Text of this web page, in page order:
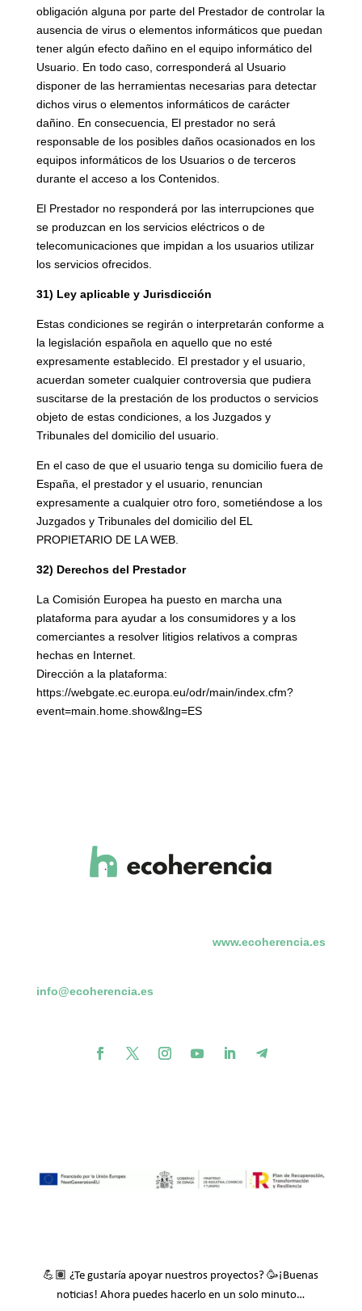
obligación alguna por parte del Prestador de controlar la
ausencia de virus o elementos informáticos que puedan
tener algún efecto dañino en el equipo informático del
Usuario. En todo caso, corresponderá al Usuario
disponer de las herramientas necesarias para detectar
dichos virus o elementos informáticos de carácter
dañino. En consecuencia, El prestador no será
responsable de los posibles daños ocasionados en los
equipos informáticos de los Usuarios o de terceros
durante el acceso a los Contenidos.
El Prestador no responderá por las interrupciones que
se produzcan en los servicios eléctricos o de
telecomunicaciones que impidan a los usuarios utilizar
los servicios ofrecidos.
31) Ley aplicable y Jurisdicción
Estas condiciones se regirán o interpretarán conforme a
la legislación española en aquello que no esté
expresamente establecido. El prestador y el usuario,
acuerdan someter cualquier controversia que pudiera
suscitarse de la prestación de los productos o servicios
objeto de estas condiciones, a los Juzgados y
Tribunales del domicilio del usuario.
En el caso de que el usuario tenga su domicilio fuera de
España, el prestador y el usuario, renuncian
expresamente a cualquier otro foro, sometiéndose a los
Juzgados y Tribunales del domicilio del EL
PROPIETARIO DE LA WEB.
32) Derechos del Prestador
La Comisión Europea ha puesto en marcha una
plataforma para ayudar a los consumidores y a los
comerciantes a resolver litigios relativos a compras
hechas en Internet.
Dirección a la plataforma:
https://webgate.ec.europa.eu/odr/main/index.cfm?
event=main.home.show&lng=ES
www.ecoherencia.es
info@ecoherencia.es
💪🏽 ¿Te gustaría apoyar nuestros proyectos?🥳¡Buenas
noticias! Ahora puedes hacerlo en un solo minuto…